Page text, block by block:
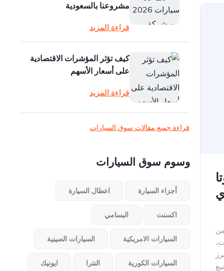
مشروعنا بالسعودية
قراءة المزيد
كيف تؤثر المؤشرات الاقتصادية
على أسعار الأسهم
قراءة المزيد
قراءة جميع مقالات سوق السيارات
وسوم سوق السيارات
أجزاء السيارة اعطال السيارة
اكسنت البسامي
السيارات الامريكية السيارات الصينية
السيارات الكورية النترا ايونيك